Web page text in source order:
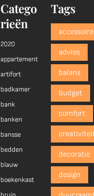
Catego
rieën
2020
appartement
artifort
badkamer
bank
banken
bansse
bedden
blauw
boekenkast
Tags
advies
balans
budget
comfort
decoratie
design